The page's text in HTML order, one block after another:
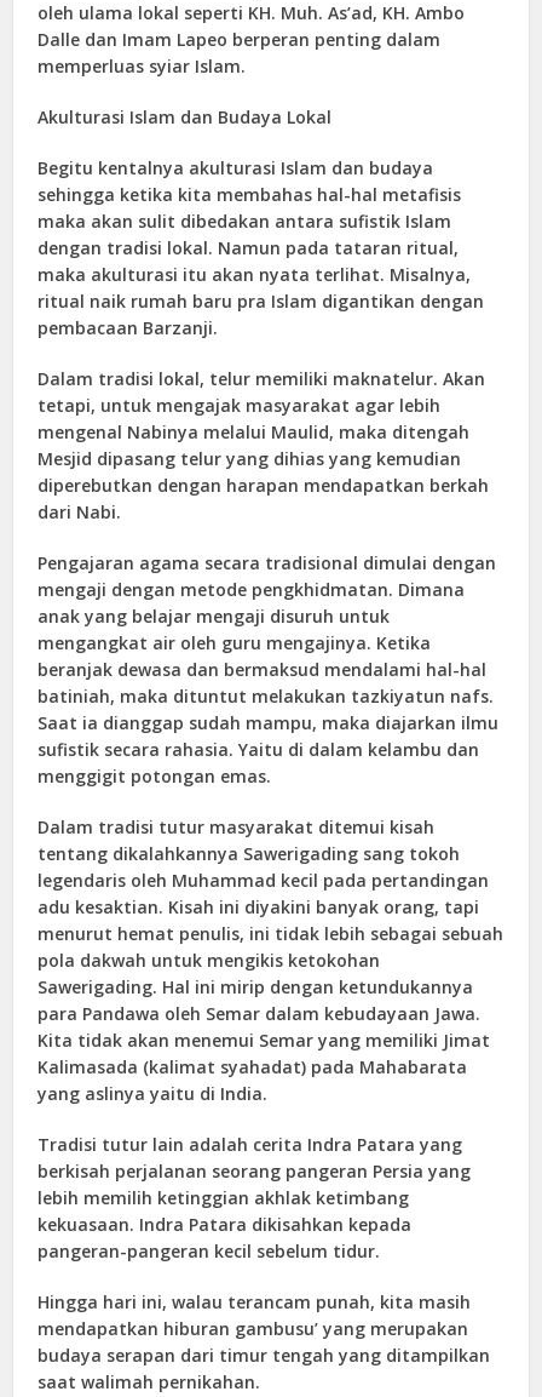
oleh ulama lokal seperti KH. Muh. As’ad, KH. Ambo
Dalle dan Imam Lapeo berperan penting dalam
memperluas syiar Islam.
Akulturasi Islam dan Budaya Lokal
Begitu kentalnya akulturasi Islam dan budaya
sehingga ketika kita membahas hal-hal metafisis
maka akan sulit dibedakan antara sufistik Islam
dengan tradisi lokal. Namun pada tataran ritual,
maka akulturasi itu akan nyata terlihat. Misalnya,
ritual naik rumah baru pra Islam digantikan dengan
pembacaan Barzanji.
Dalam tradisi lokal, telur memiliki maknatelur. Akan
tetapi, untuk mengajak masyarakat agar lebih
mengenal Nabinya melalui Maulid, maka ditengah
Mesjid dipasang telur yang dihias yang kemudian
diperebutkan dengan harapan mendapatkan berkah
dari Nabi.
Pengajaran agama secara tradisional dimulai dengan
mengaji dengan metode pengkhidmatan. Dimana
anak yang belajar mengaji disuruh untuk
mengangkat air oleh guru mengajinya. Ketika
beranjak dewasa dan bermaksud mendalami hal-hal
batiniah, maka dituntut melakukan tazkiyatun nafs.
Saat ia dianggap sudah mampu, maka diajarkan ilmu
sufistik secara rahasia. Yaitu di dalam kelambu dan
menggigit potongan emas.
Dalam tradisi tutur masyarakat ditemui kisah
tentang dikalahkannya Sawerigading sang tokoh
legendaris oleh Muhammad kecil pada pertandingan
adu kesaktian. Kisah ini diyakini banyak orang, tapi
menurut hemat penulis, ini tidak lebih sebagai sebuah
pola dakwah untuk mengikis ketokohan
Sawerigading. Hal ini mirip dengan ketundukannya
para Pandawa oleh Semar dalam kebudayaan Jawa.
Kita tidak akan menemui Semar yang memiliki Jimat
Kalimasada (kalimat syahadat) pada Mahabarata
yang aslinya yaitu di India.
Tradisi tutur lain adalah cerita Indra Patara yang
berkisah perjalanan seorang pangeran Persia yang
lebih memilih ketinggian akhlak ketimbang
kekuasaan. Indra Patara dikisahkan kepada
pangeran-pangeran kecil sebelum tidur.
Hingga hari ini, walau terancam punah, kita masih
mendapatkan hiburan gambusu’ yang merupakan
budaya serapan dari timur tengah yang ditampilkan
saat walimah pernikahan.